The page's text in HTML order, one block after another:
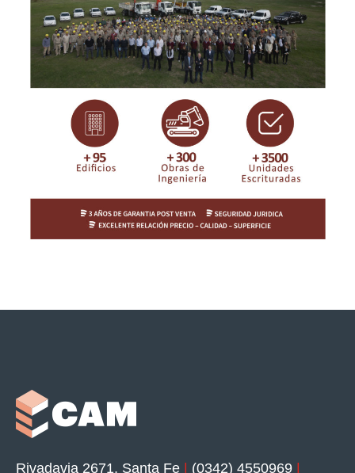
Rivadavia 2671, Santa Fe | (0342) 4550969 |